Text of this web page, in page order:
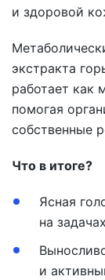
и здоровой
экстракта
работает как
помогая
собственные
Что в итоге?
Ясная
на
и